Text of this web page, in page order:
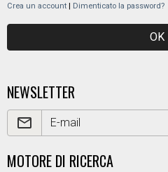
Crea un account | Dimenticato la password?
OK
NEWSLETTER
MOTORE DI RICERCA